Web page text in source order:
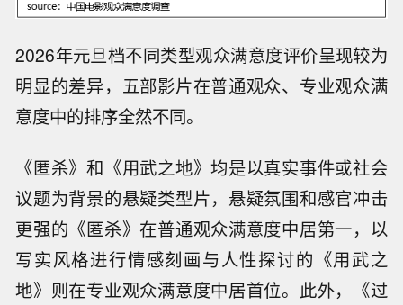
2026年元旦档不同类型观众满意度评价呈现较为
明显的差异，五部影片在普通观众、专业观众满
意度中的排序全然不同。
《匿杀》和《用武之地》均是以真实事件或社会
议题为背景的悬疑类型片，悬疑氛围和感官冲击
更强的《匿杀》在普通观众满意度中居第一，以
写实风格进行情感刻画与人性探讨的《用武之
地》则在专业观众满意度中居首位。此外，《过